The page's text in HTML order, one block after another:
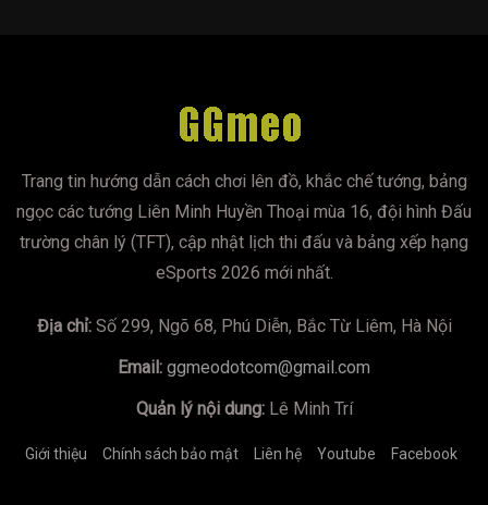
Trang tin hướng dẫn cách chơi lên đồ, khắc chế tướng, bảng
ngọc các tướng Liên Minh Huyền Thoại mùa 16, đội hình Đấu
trường chân lý (TFT), cập nhật lịch thi đấu và bảng xếp hạng
eSports 2026 mới nhất.
Địa chỉ:Số 299, Ngõ 68, Phú Diễn, Bắc Từ Liêm, Hà Nội
Email: ggmeodotcom@gmail.com
Quản lý nội dung:Lê Minh Trí
Giới thiệu Chính sách bảo mật Liên hệ Youtube Facebook